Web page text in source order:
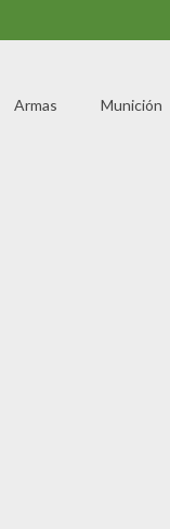
Armas Munición